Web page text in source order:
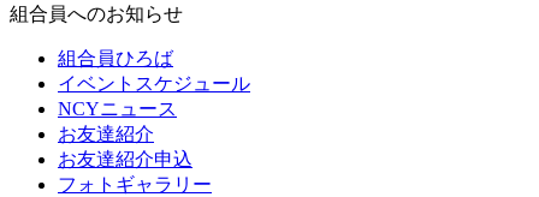
組合員へのお知らせ
組合員ひろば
イベントスケジュール
NCYニュース
お友達紹介
お友達紹介申込
フォトギャラリー